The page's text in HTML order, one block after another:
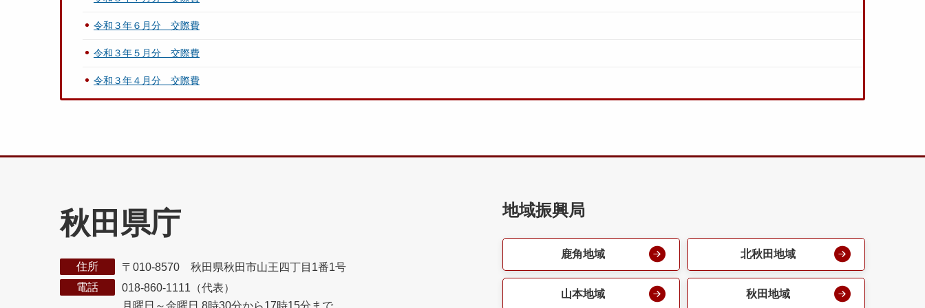
令和３年６月分 交際費
令和３年５月分 交際費
令和３年４月分 交際費
秋田県庁
住所
〒010-8570 秋田県秋田市山王四丁目1番1号
電話
018-860-1111（代表）
月曜日～金曜日 8時30分から17時15分まで
地域振興局
鹿角地域 北秋田地域
山本地域 秋田地域